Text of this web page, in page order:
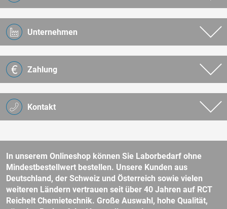
Kontakt
Unternehmen
Zahlung
In unserem Onlineshop können Sie Laborbedarf ohne
Mindestbestellwert bestellen. Unsere Kunden aus
Deutschland, der Schweiz und Österreich sowie vielen
weiteren Ländern vertrauen seit über 40 Jahren auf RCT
Reichelt Chemietechnik. Große Auswahl, hohe Qualität,